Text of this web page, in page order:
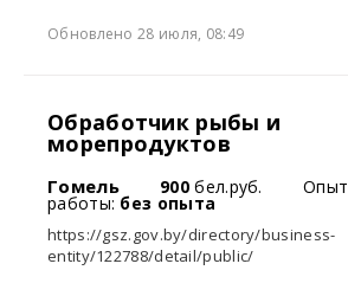
Обновлено 28 июля, 08:49
Обработчик рыбы и
морепродуктов
Гомель 900 бел.руб. Опыт
работы: без опыта
https://gsz.gov.by/directory/business-
entity/122788/detail/public/